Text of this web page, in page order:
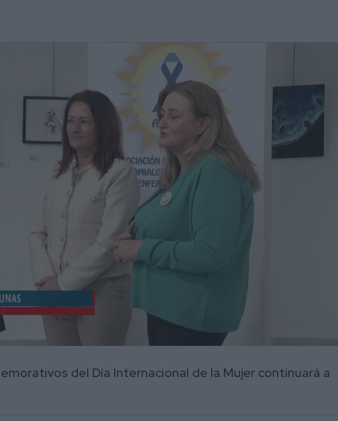
del Día Internacional de la Mujer continuará a